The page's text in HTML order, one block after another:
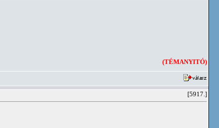
(TÉMANYITÓ)
[5917.]